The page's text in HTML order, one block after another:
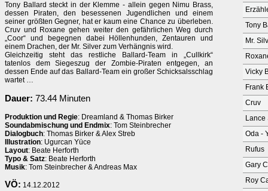
Tony Ballard steckt in der Klemme - allein gegen Nimu Brass,
dessen Piraten, den besessenen Jugendlichen und einem
seiner größten Gegner, hat er kaum eine Chance zu überleben.
Cruv und Roxane gehen weiter den gefährlichen Weg durch
„Coor“ und begegnen dabei Höllenhunden, Zentauren und
einem Drachen, der Mr. Silver zum Verhängnis wird.
Gleichzeitig steht das restliche Ballard-Team in „Cullkirk“
tatenlos dem Siegeszug der Zombie-Piraten entgegen, an
dessen Ende auf das Ballard-Team ein großer Schicksalsschlag
wartet …
Dauer: 73.44 Minuten
Produktion und Regie: Dreamland & Thomas Birker
Soundabmischung und Endmix: Tom Steinbrecher
Dialogbuch: Thomas Birker & Alex Streb
Illustration: Ugurcan Yüce
Layout: Beate Herforth
Typo & Satz: Beate Herforth
Musik: Tom Steinbrecher & Andreas Max
VÖ: 14.12.2012
Tony
Mr.
Vicky
Frank
Cruv
Lance
Oda -
Rufus
Gary
Roy